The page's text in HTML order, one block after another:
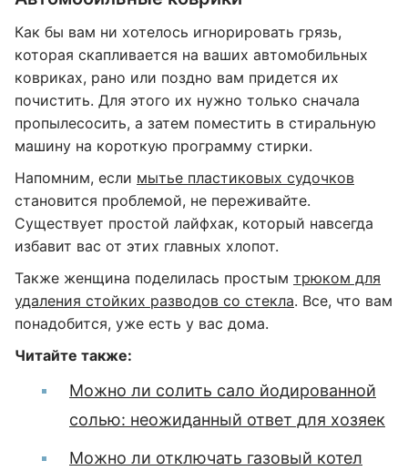
Как бы вам ни хотелось игнорировать грязь,
которая скапливается на ваших автомобильных
ковриках, рано или поздно вам придется их
почистить. Для этого их нужно только сначала
пропылесосить, а затем поместить в стиральную
машину на короткую программу стирки.
Напомним, если мытье пластиковых судочков
становится проблемой, не переживайте.
Существует простой лайфхак, который навсегда
избавит вас от этих главных хлопот.
Также женщина поделилась простым трюком для
удаления стойких разводов со стекла. Все, что вам
понадобится, уже есть у вас дома.
Читайте также:
Можно ли солить сало йодированной
солью: неожиданный ответ для хозяек
Можно ли отключать газовый котел